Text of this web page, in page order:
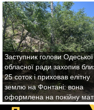
Заступник голови Одеської
обласної ради захопив
25 соток і приховав елітну
землю на Фонтані: вона
оформлена на покійну